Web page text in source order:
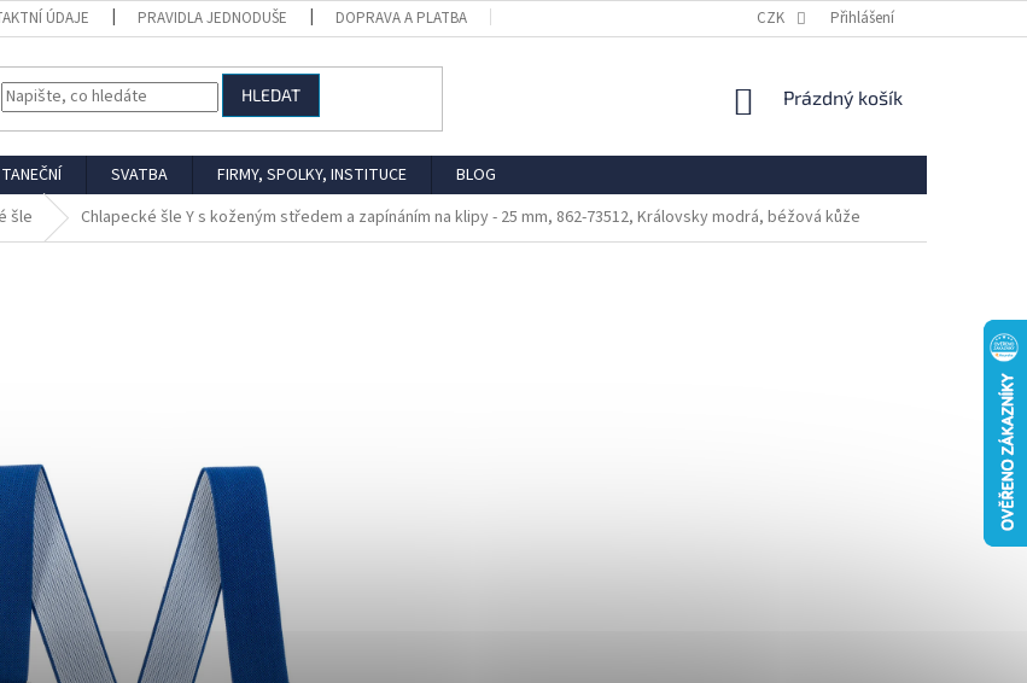
ÚDAJE PRAVIDLA JEDNODUŠE DOPRAVA A PLATBA REKLAMACE VRÁCENÍ ZBOŽÍ
CZK Přihlášení
HLEDAT
NÁKUPNÍ
Prázdný košík
TANEČNÍ SVATBA FIRMY, SPOLKY, INSTITUCE
BLOG
šle Chlapecké šle Y s koženým středem a zapínáním na klipy - 25 mm, 862-73512, Královsky modrá, béžová kůže